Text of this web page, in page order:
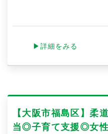
▶詳細をみる
【大阪市福島区】
当◎子育て支援◎女性